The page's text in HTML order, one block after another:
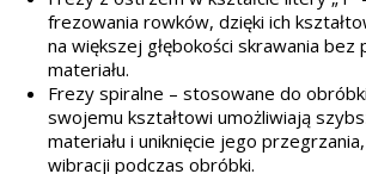
frezowania rowków, dzięki ich
na większej głębokości skrawania bez
materiału.
Frezy spiralne – stosowane do
swojemu kształtowi umożliwiają
materiału i uniknięcie jego
wibracji podczas obróbki.